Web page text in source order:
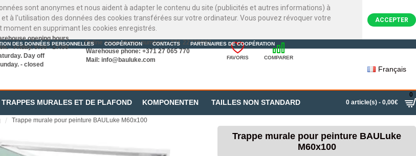
sont anonymes et nous aident à adapter le contenu du site (publicités et autres informations) à
à l'utilisation des données des cookies transférées sur votre ordinateur. Vous pouvez révoquer votre
en supprimant les cookies enregistrés.
ACCEPTER
DES DONNÉES PERSONNELLES COOPÉRATION CONTACTS PARTENAIRES DE COOPÉRATION
opening hours
- Friday. 9:00 - 17:00
Day off
- closed
Online store phone number: +371 22720007
Warehouse phone: +371 27 065 770
Mail: info@bauluke.com FAVORIS COMPARER
Français
TRAPPES MURALES ET DE PLAFOND KOMPONENTEN TAILLES NON STANDARD 0 article(s) - 0,00€
0
Trappe murale pour peinture BAULuke M60x100
Trappe murale pour peinture BAULuke
M60x100